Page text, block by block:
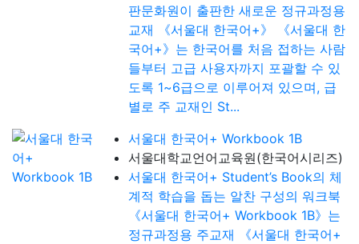
판문화원이 출판한 새로운 정규과정용
교재 《서울대 한국어+》 《서울대 한
국어+》는 한국어를 처음 접하는 사람
들부터 고급 사용자까지 포괄할 수 있
도록 1~6급으로 이루어져 있으며, 급
별로 주 교재인 St...
서울대 한국어+ Workbook 1B
서울대학교언어교육원(한국어시리즈)
서울대 한국어+ Student’s Book의 체
계적 학습을 돕는 알찬 구성의 워크북
《서울대 한국어+ Workbook 1B》는
정규과정용 주교재 《서울대 한국어+